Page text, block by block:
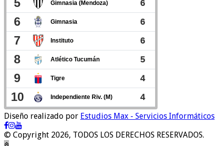
Diseño realizado por Estudios Max - Servicios Informáticos
© Copyright 2026, TODOS LOS DERECHOS RESERVADOS.